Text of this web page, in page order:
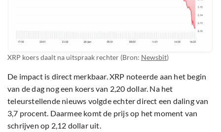
XRP koers daalt na uitspraak rechter (Bron: Newsbit)
De impact is direct merkbaar. XRP noteerde aan het begin
van de dag nog een koers van 2,20 dollar. Na het
teleurstellende nieuws volgde echter direct een daling van
3,7 procent. Daarmee komt de prijs op het moment van
schrijven op 2,12 dollar uit.